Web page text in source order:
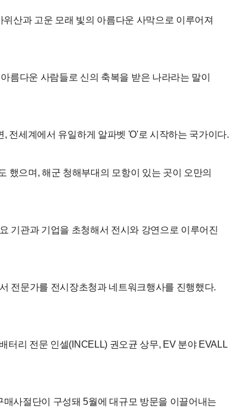
산과 고운 모래 빛의 아름다운 사막으로 이루어져
름다운 사람들로 신의 축복을 받은 나라라는 말이
전세계에서 유일하게 알파벳 'O'로 시작하는 국가이다.
했으며, 해군 청해부대의 모항이 있는 곳이 오만의
기관과 기업을 초청해서 전시와 강연으로 이루어진
전문가를 전시장초청과 네트워크행사를 진행했다.
터리 전문 인셀(INCELL) 권오균 상무, EV 분야 EVALL
사절단이 구성돼 5월에 대규모 방문을 이끌어내는